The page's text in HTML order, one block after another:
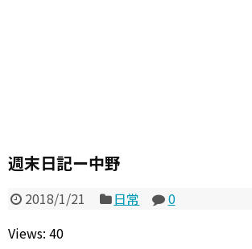
週末日記ー中野
2018/1/21 日常
0
Views: 40